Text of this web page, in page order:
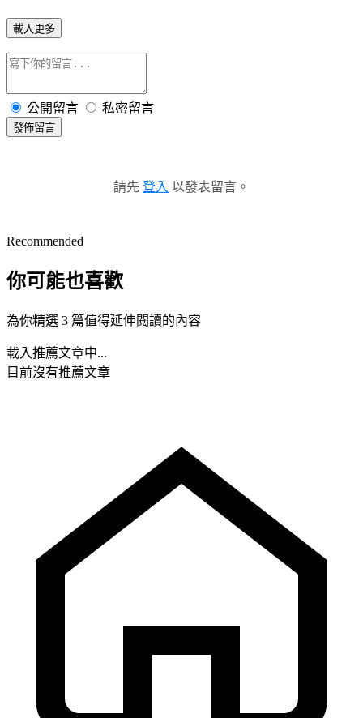
載入更多
公開留言 私密留言
發佈留言
請先 登入 以發表留言。
Recommended
你可能也喜歡
為你精選 3 篇值得延伸閱讀的內容
載入推薦文章中...
目前沒有推薦文章